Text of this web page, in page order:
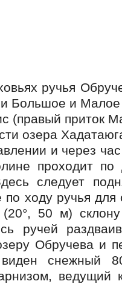
ручья
Большое и
(правый приток
озера
и через
проходит по
следует
по ходу ручья для
(20°, 50 м)
ручей
Обручева и
снежный
ведущий